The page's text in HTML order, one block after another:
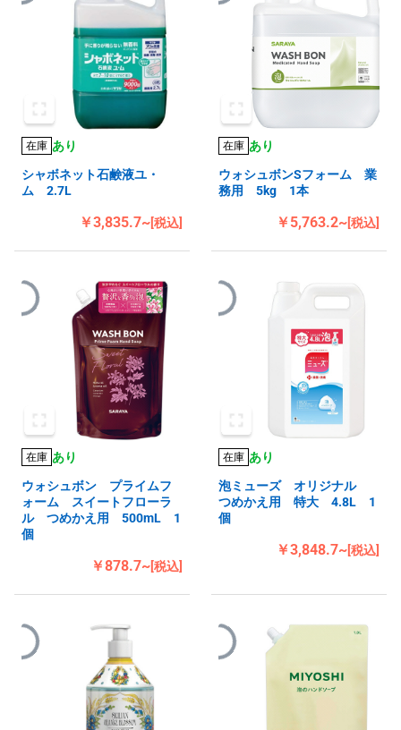
在庫 あり
シャボネット石鹸液ユ・
ム 2.7L
￥3,835.7~[税込]
在庫 あり
ウォシュボンSフォーム 業
務用 5kg 1本
￥5,763.2~[税込]
在庫 あり
ウォシュボン プライムフ
ォーム スイートフローラ
ル つめかえ用 500mL 1
個
￥878.7~[税込]
在庫 あり
泡ミューズ オリジナル
つめかえ用 特大 4.8L 1
個
￥3,848.7~[税込]